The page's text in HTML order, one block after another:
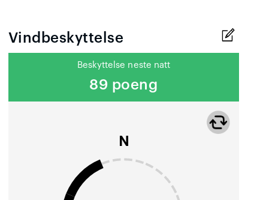
Vindbeskyttelse
Beskyttelse neste natt
89 poeng
N